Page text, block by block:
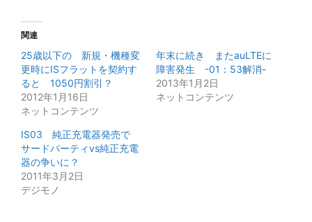
関連
25歳以下の 新規・機種変
更時にISフラットを契約す
ると 1050円割引？
2012年1月16日
ネットコンテンツ
年末に続き またauLTEに
障害発生 -01：53解消-
2013年1月2日
ネットコンテンツ
IS03 純正充電器発売で
サードパーティvs純正充電
器の争いに？
2011年3月2日
デジモノ